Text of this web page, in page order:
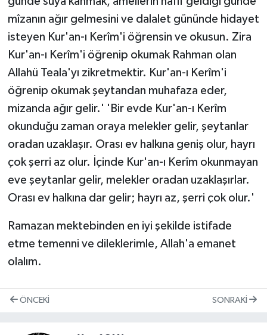
mîzanın ağır gelmesini ve dalalet gününde hidayet
isteyen Kur'an-ı Kerîm'i öğrensin ve okusun. Zira
Kur'an-ı Kerîm'i öğrenip okumak Rahman olan
Allahü Teala'yı zikretmektir. Kur'an-ı Kerîm'i
öğrenip okumak şeytandan muhafaza eder,
mizanda ağır gelir.' 'Bir evde Kur'an-ı Kerîm
okunduğu zaman oraya melekler gelir, şeytanlar
oradan uzaklaşır. Orası ev halkına geniş olur, hayrı
çok şerri az olur. İçinde Kur'an-ı Kerîm okunmayan
eve şeytanlar gelir, melekler oradan uzaklaşırlar.
Orası ev halkına dar gelir; hayrı az, şerri çok olur.'
Ramazan mektebinden en iyi şekilde istifade
etme temenni ve dileklerimle, Allah'a emanet
olalım.
ÖNCEKI SONRAKI